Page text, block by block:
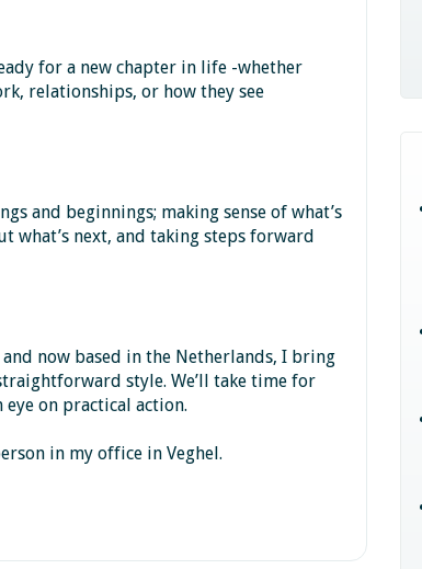
for a new chapter in life -whether
relationships, or how they see
and beginnings; making sense of what’s
what’s next, and taking steps forward
now based in the Netherlands, I bring
style. We’ll take time for
on practical action.
in my office in Veghel.